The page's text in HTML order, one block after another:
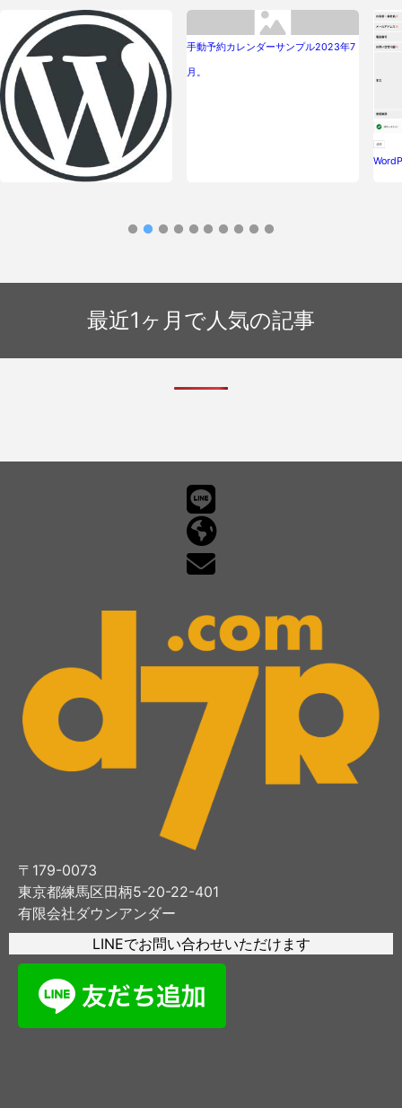
手動予約カレンダーサンプル2023年7
月。
最近1ヶ月で人気の記事
〒179-0073
東京都練馬区田柄5-20-22-401
有限会社ダウンアンダー
LINEでお問い合わせいただけます